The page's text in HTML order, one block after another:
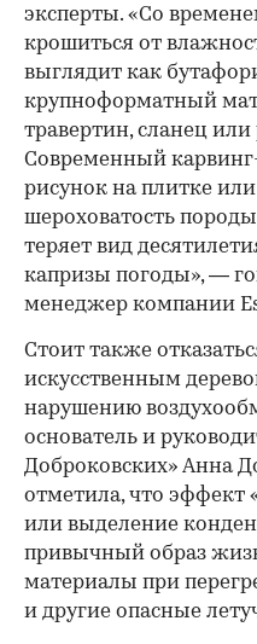
00:00 / 00:00
эксперты. «Со
крошиться от
выглядит как
крупноформатный
травертин, сланец
Современный
рисунок на плитке
шероховатость
теряет вид
капризы погоды», —
менеджер компании
Стоит также
искусственным
нарушению
основатель и
Доброковских» Анна
отметила, что эффект
или выделение
привычный образ
материалы при
и другие опасные